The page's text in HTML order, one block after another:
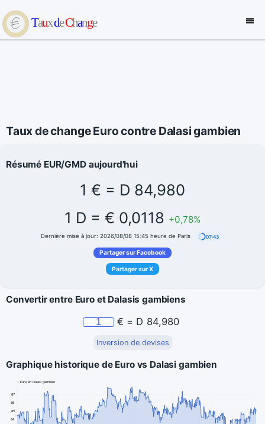
Taux de change Euro contre Dalasi gambien
Résumé EUR/GMD aujourd'hui
1 € = D 84,980
1 D = € 0,0118 +0,78%
Dernière mise à jour: 2026/08/08 15:45 heure de Paris 07:43
Partager sur Facebook
Partager sur X
Convertir entre Euro et Dalasis gambiens
€ = D 84,980
Inversion de devises
Graphique historique de Euro vs Dalasi gambien
84
85
86
87
1 Euro en Dalasi gambien